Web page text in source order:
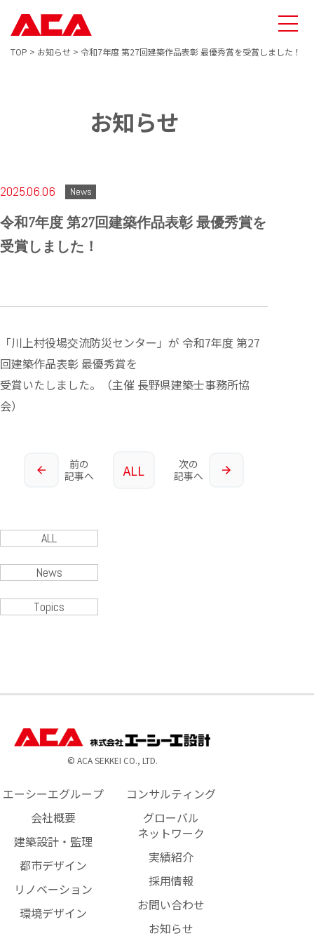
TOP > お知らせ > 令和7年度 第27回建築作品表彰 最優秀賞を受賞しました！
お知らせ
2025.06.06 News
令和7年度 第27回建築作品表彰 最優秀賞を
受賞しました！
「川上村役場交流防災センター」が 令和7年度 第27
回建築作品表彰 最優秀賞を
受賞いたしました。（主催 長野県建築士事務所協
会）
前の
記事へ
ALL
次の
記事へ
ALL
News
Topics
© ACA SEKKEI CO., LTD.
エーシーエグループ
会社概要
建築設計・監理
都市デザイン
リノベーション
環境デザイン
コンサルティング
グローバル
ネットワーク
実績紹介
採用情報
お問い合わせ
お知らせ